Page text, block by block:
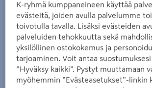
Uppolämmitin Vuorio Mitta-
K-ryhmä kumppaneineen käyttää
evästeitä, joiden avulla palvelumme
toivotulla tavalla. Lisäksi evästeiden
palveluiden tehokkuutta sekä
yksilöllinen ostokokemus ja
tarjoaminen. Voit antaa
”Hyväksy kaikki”. Pystyt muuttamaan
myöhemmin ”Evästeasetukset”-linkin